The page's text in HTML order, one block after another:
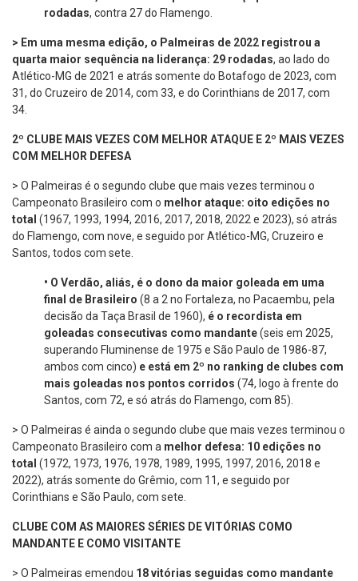
rodadas, contra 27 do Flamengo.
> Em uma mesma edição, o Palmeiras de 2022 registrou a
quarta maior sequência na liderança: 29 rodadas, ao lado do
Atlético-MG de 2021 e atrás somente do Botafogo de 2023, com
31, do Cruzeiro de 2014, com 33, e do Corinthians de 2017, com
34.
2º CLUBE MAIS VEZES COM MELHOR ATAQUE E 2º MAIS VEZES
COM MELHOR DEFESA
> O Palmeiras é o segundo clube que mais vezes terminou o
Campeonato Brasileiro com o melhor ataque: oito edições no
total (1967, 1993, 1994, 2016, 2017, 2018, 2022 e 2023), só atrás
do Flamengo, com nove, e seguido por Atlético-MG, Cruzeiro e
Santos, todos com sete.
• O Verdão, aliás, é o dono da maior goleada em uma
final de Brasileiro (8 a 2 no Fortaleza, no Pacaembu, pela
decisão da Taça Brasil de 1960), é o recordista em
goleadas consecutivas como mandante(seis em 2025,
superando Fluminense de 1975 e São Paulo de 1986-87,
ambos com cinco) e está em 2º no ranking de clubes com
mais goleadas nos pontos corridos (74, logo à frente do
Santos, com 72, e só atrás do Flamengo, com 85).
> O Palmeiras é ainda o segundo clube que mais vezes terminou o
Campeonato Brasileiro com a melhor defesa: 10 edições no
total (1972, 1973, 1976, 1978, 1989, 1995, 1997, 2016, 2018 e
2022), atrás somente do Grêmio, com 11, e seguido por
Corinthians e São Paulo, com sete.
CLUBE COM AS MAIORES SÉRIES DE VITÓRIAS COMO
MANDANTE E COMO VISITANTE
> O Palmeiras emendou 18 vitórias seguidas como mandante